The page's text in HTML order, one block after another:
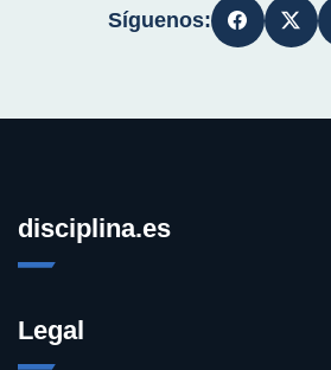
Síguenos:
disciplina.es
Legal